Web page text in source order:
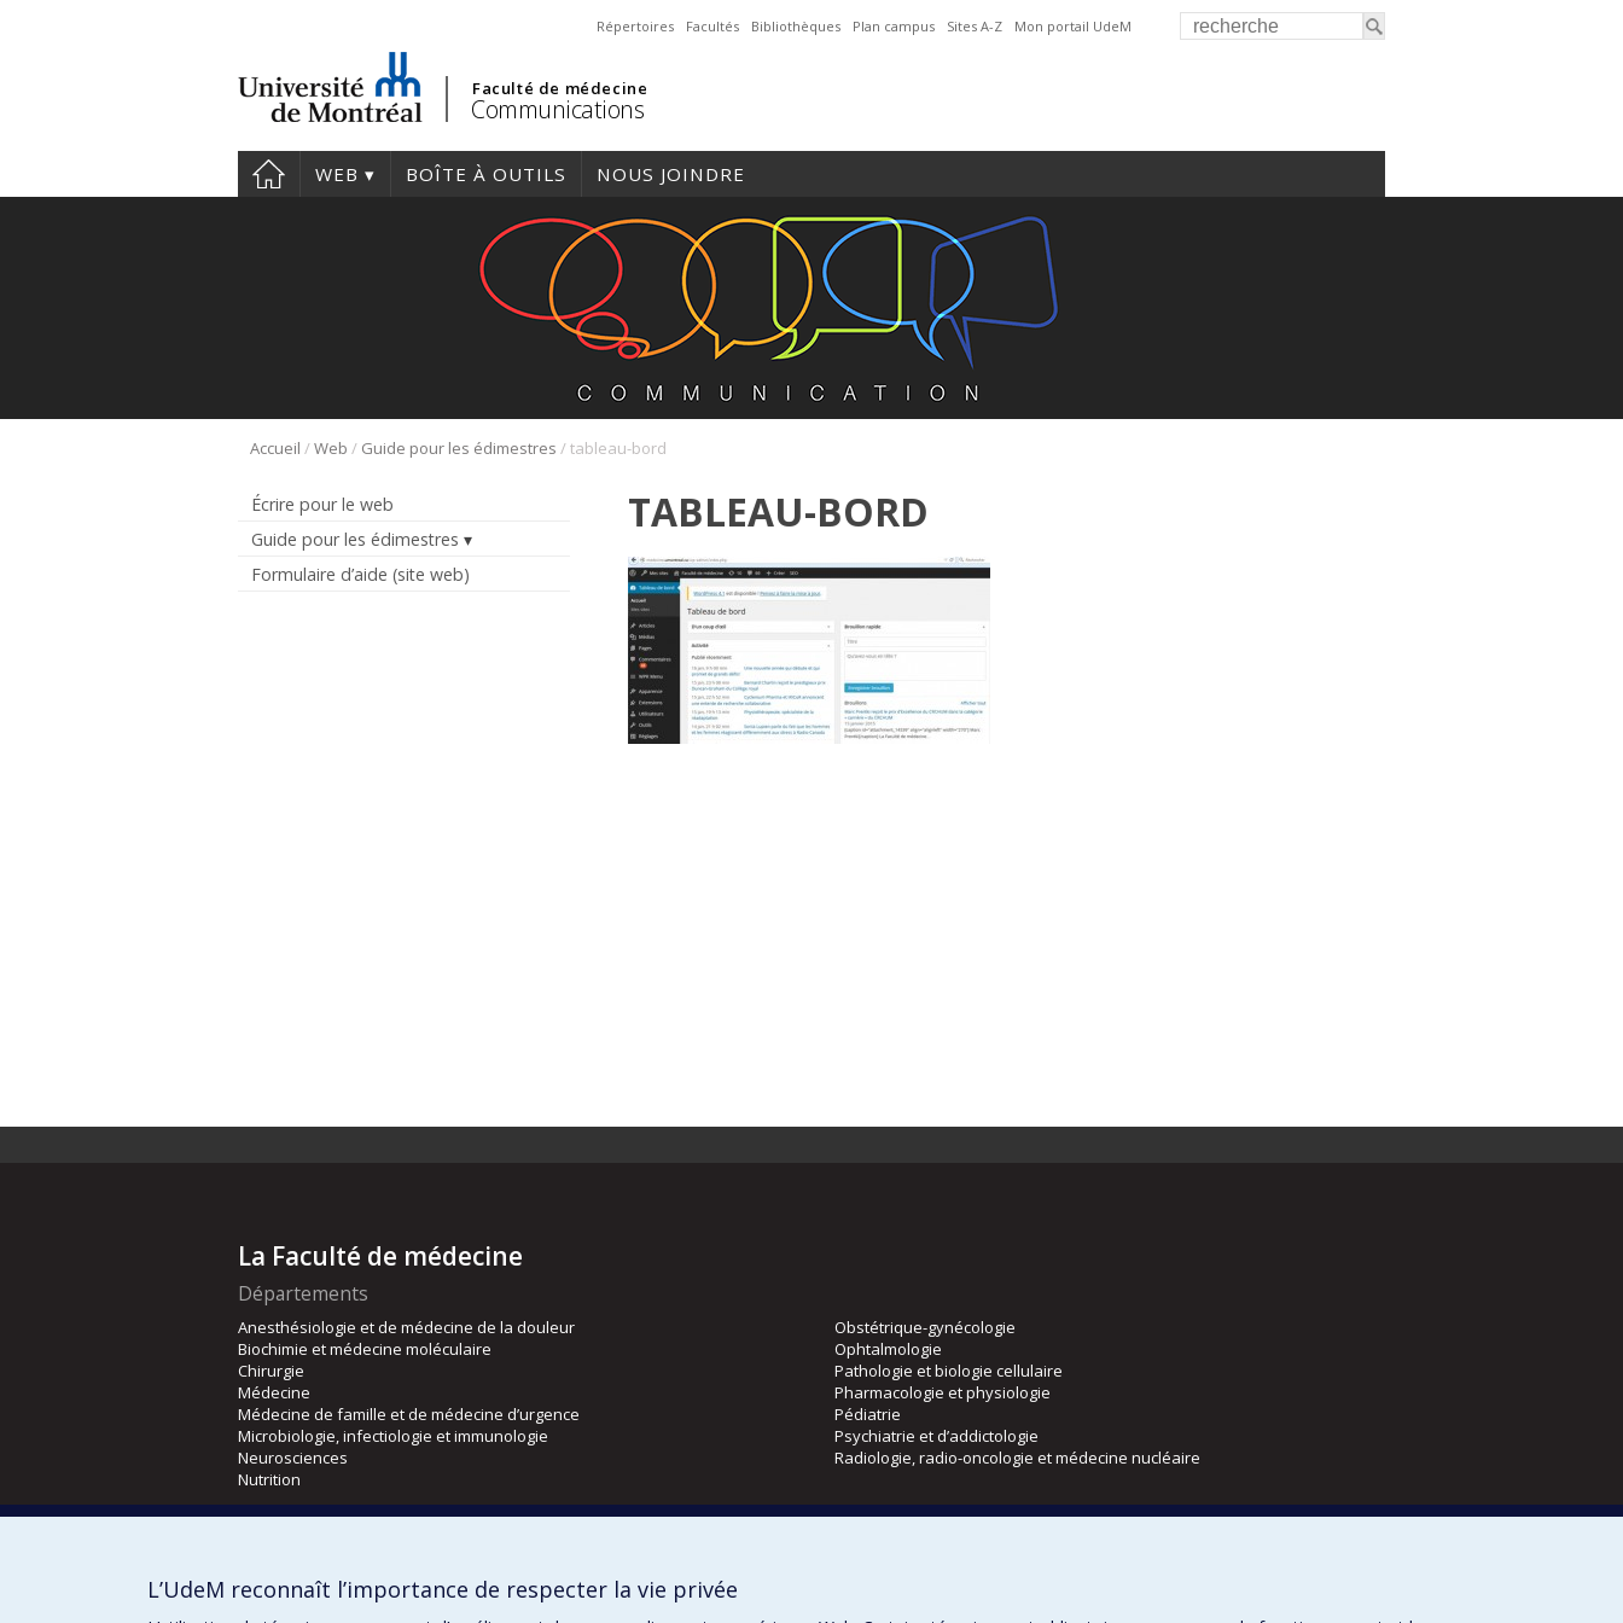
Répertoires Facultés Bibliothèques Plan campus Sites A-Z Mon portail UdeM
Faculté de médecine
Communications
WEB BOÎTE À OUTILS NOUS JOINDRE
Accueil /Web / Guide pour les édimestres /tableau-bord
Écrire pour le web
Guide pour les édimestres
Formulaire d’aide (site web)
TABLEAU-BORD
La Faculté de médecine
Départements
Anesthésiologie et de médecine de la douleur
Biochimie et médecine moléculaire
Chirurgie
Médecine
Médecine de famille et de médecine d’urgence
Microbiologie, infectiologie et immunologie
Neurosciences
Nutrition
Obstétrique-gynécologie
Ophtalmologie
Pathologie et biologie cellulaire
Pharmacologie et physiologie
Pédiatrie
Psychiatrie et d’addictologie
Radiologie, radio-oncologie et médecine nucléaire
Orthophonie et audiologie
L’UdeM reconnaît l’importance de respecter la vie privée